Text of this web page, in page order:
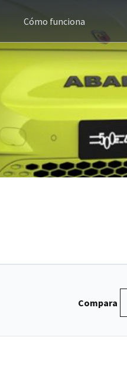
Cómo funciona
Compara